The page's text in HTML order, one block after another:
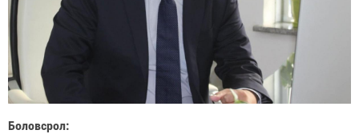
Боловсрол: